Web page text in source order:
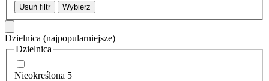
Usuń filtr Wybierz
Dzielnica (najpopularniejsze)
Dzielnica
Nieokreślona 5